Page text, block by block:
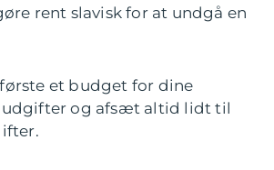
rent slavisk for at undgå en
et budget for dine
og afsæt altid lidt til